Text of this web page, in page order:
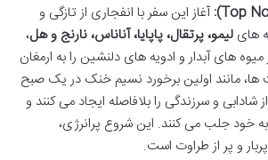
آغاز این سفر با انفجاری از تازگی و
های لیمو، پرتقال، پاپایا، آناناس، نارنج و هل،
میوه های آبدار و ادویه های دلنشین را به ارمغان
ها، مانند اولین برخورد نسیم خنک در یک صبح
و سرزندگی را بلافاصله ایجاد می کنند و
خود جلب می کنند. این شروع پرانرژی،
و پر از طراوت است.